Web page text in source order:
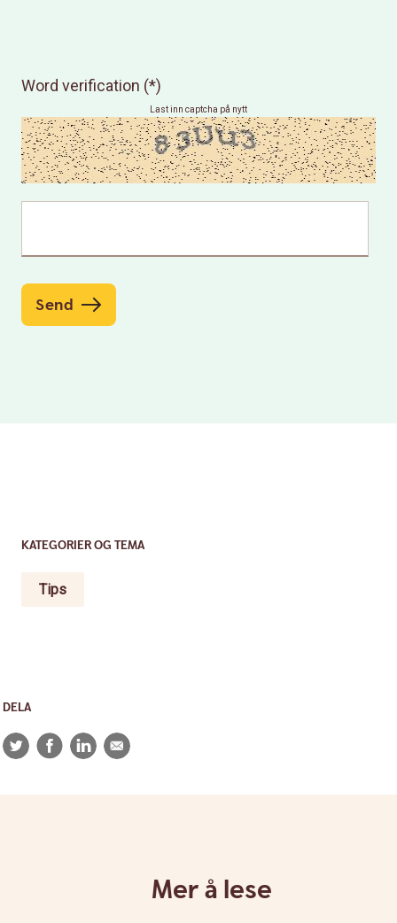
Word verification
Last inn captcha på nytt
Send
KATEGORIER OG TEMA
Tips
DELA
TwitterFacebookLinkedIn
E-
post
Mer å lese